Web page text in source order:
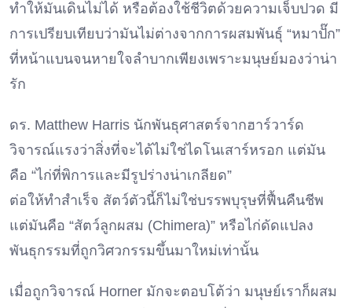
ทำให้มันเดินไม่ได้ หรือต้องใช้ชีวิตด้วยความเจ็บปวด มี
การเปรียบเทียบว่ามันไม่ต่างจากการผสมพันธุ์ “หมาปั๊ก”
ที่หน้าแบนจนหายใจลำบากเพียงเพราะมนุษย์มองว่าน่า
รัก
ดร. Matthew Harris นักพันธุศาสตร์จากฮาร์วาร์ด
วิจารณ์แรงว่าสิ่งที่จะได้ไม่ใช่ไดโนเสาร์หรอก แต่มัน
คือ “ไก่ที่พิการและมีรูปร่างน่าเกลียด”
ต่อให้ทำสำเร็จ สัตว์ตัวนี้ก็ไม่ใช่บรรพบุรุษที่ฟื้นคืนชีพ
แต่มันคือ “สัตว์ลูกผสม (Chimera)” หรือไก่ดัดแปลง
พันธุกรรมที่ถูกวิศวกรรมขึ้นมาใหม่เท่านั้น
เมื่อถูกวิจารณ์ Horner มักจะตอบโต้ว่า มนุษย์เราก็ผสม